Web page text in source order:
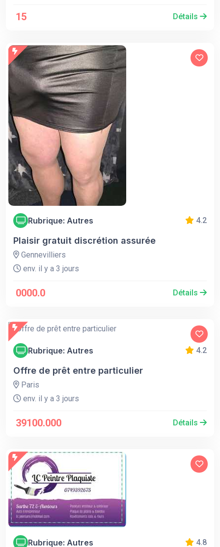
15 Détails
Rubrique: Autres 4.2
Plaisir gratuit discrétion assurée
Gennevilliers
env. il y a 3 jours
0000.0 Détails
Rubrique: Autres 4.2
Offre de prêt entre particulier
Paris
env. il y a 3 jours
39100.000 Détails
Rubrique: Autres 4.8